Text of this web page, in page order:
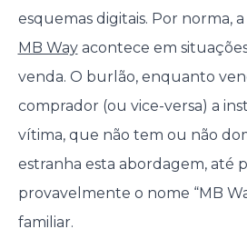
esquemas digitais. Por norma,
MB Wayacontece em
venda. O burlão, enquanto
comprador (ou vice-versa) a
vítima, que não tem ou não
estranha esta abordagem, até
provavelmente o nome “MB
familiar.